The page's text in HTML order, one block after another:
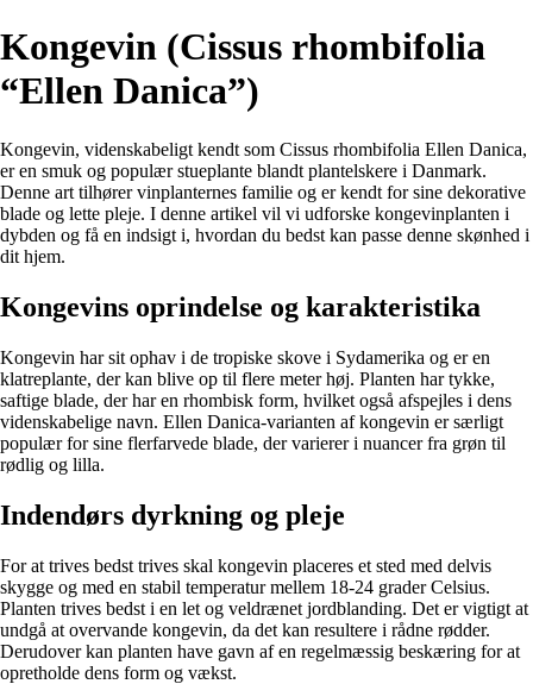
Kongevin (Cissus rhombifolia
“Ellen Danica”)
Kongevin, videnskabeligt kendt som Cissus rhombifolia Ellen Danica,
er en smuk og populær stueplante blandt plantelskere i Danmark.
Denne art tilhører vinplanternes familie og er kendt for sine dekorative
blade og lette pleje. I denne artikel vil vi udforske kongevinplanten i
dybden og få en indsigt i, hvordan du bedst kan passe denne skønhed i
dit hjem.
Kongevins oprindelse og karakteristika
Kongevin har sit ophav i de tropiske skove i Sydamerika og er en
klatreplante, der kan blive op til flere meter høj. Planten har tykke,
saftige blade, der har en rhombisk form, hvilket også afspejles i dens
videnskabelige navn. Ellen Danica-varianten af kongevin er særligt
populær for sine flerfarvede blade, der varierer i nuancer fra grøn til
rødlig og lilla.
Indendørs dyrkning og pleje
For at trives bedst trives skal kongevin placeres et sted med delvis
skygge og med en stabil temperatur mellem 18-24 grader Celsius.
Planten trives bedst i en let og veldrænet jordblanding. Det er vigtigt at
undgå at overvande kongevin, da det kan resultere i rådne rødder.
Derudover kan planten have gavn af en regelmæssig beskæring for at
opretholde dens form og vækst.